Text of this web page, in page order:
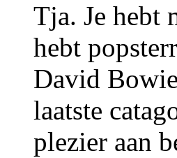
Tja. Je hebt
hebt
David
laatste
plezier aan